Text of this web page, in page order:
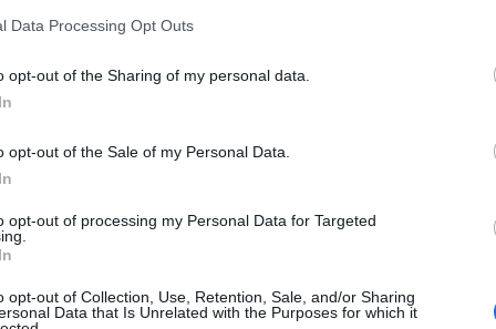
Data Processing Opt Outs
opt-out of the Sharing of my personal data.
opt-out of the Sale of my Personal Data.
opt-out of processing my Personal Data for Targeted
opt-out of Collection, Use, Retention, Sale, and/or Sharing
Data that Is Unrelated with the Purposes for which it
avvenuto 57 giorni dopo la strage di
e sconcerto in tutti noi. Abbiamo il dovere di
nuove generazioni che cosa è accaduto,
vissuto, si chiudano per sempre” –
cliccandoqui